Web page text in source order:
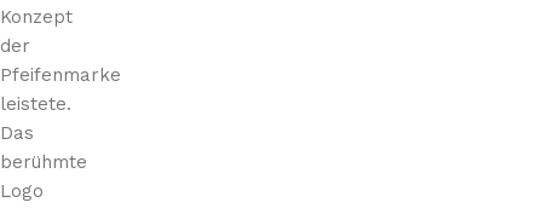
Konzept
der
Pfeifenmarke
leistete.
Das
berühmte
Logo